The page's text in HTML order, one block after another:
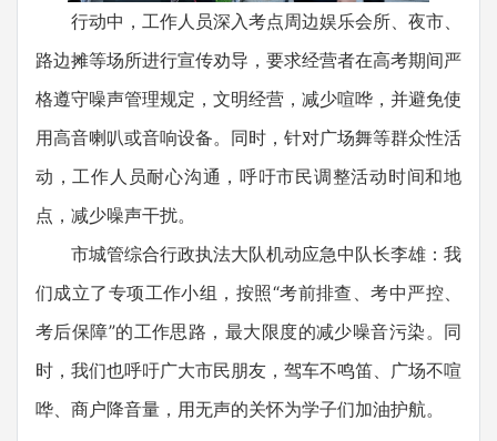
行动中，工作人员深入考点周边娱乐会所、夜市、
路边摊等场所进行宣传劝导，要求经营者在高考期间严
格遵守噪声管理规定，文明经营，减少喧哗，并避免使
用高音喇叭或音响设备。同时，针对广场舞等群众性活
动，工作人员耐心沟通，呼吁市民调整活动时间和地
点，减少噪声干扰。
市城管综合行政执法大队机动应急中队长李雄：我
们成立了专项工作小组，按照“考前排查、考中严控、
考后保障”的工作思路，最大限度的减少噪音污染。同
时，我们也呼吁广大市民朋友，驾车不鸣笛、广场不喧
哗、商户降音量，用无声的关怀为学子们加油护航。